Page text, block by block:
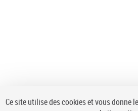
Ce site utilise des cookies et vous donne